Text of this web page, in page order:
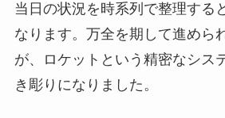
当日の状況を時系列で整理する
なります。万全を期して進めら
が、ロケットという精密なシス
き彫りになりました。